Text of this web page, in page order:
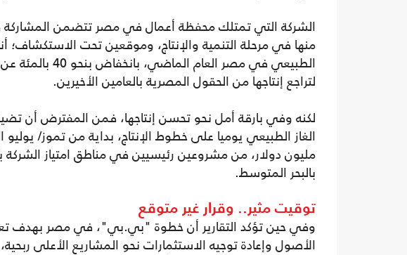
لتراجع إنتاجها من الحقول المصرية بالعامين الأخيرين.
مليون دولار، من مشروعين رئيسيين في مناطق امتياز الشركة
بالبحر المتوسط.
توقيت مثير.. وقرار غير متوقع
وفي حين تؤكد التقارير أن خطوة "بي.بي"، في مصر بهدف
الأصول وإعادة توجيه الاستثمارات نحو المشاريع الأعلى